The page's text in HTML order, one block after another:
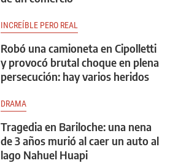
INCREÍBLE PERO REAL
Robó una camioneta en Cipolletti
y provocó brutal choque en plena
persecución: hay varios heridos
DRAMA
Tragedia en Bariloche: una nena
de 3 años murió al caer un auto al
lago Nahuel Huapi